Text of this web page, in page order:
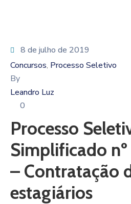
8 de julho de 2019
Concursos‚ Processo Seletivo
By
Leandro Luz
0
Processo
Simplificado
– Contratação
estagiários